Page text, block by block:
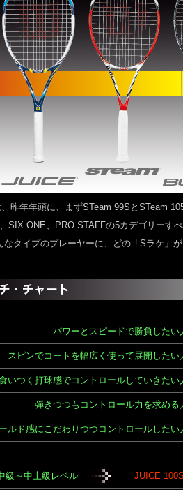
昨年年頭に、まずSTeam 99SとSTeam
SIX.ONE、PRO STAFFの5カデゴリーす
なタイプのプレーヤーに、どの「Sラケ」
パワーとスピードで勝負したい
スピンでコートを幅広く使って展開したい
いつく打球感でコントロールしていきたい
弾きつつもコントロール力を求める
ルド感にこだわりつつコントロールしたい
級～中上級レベル
JUICE